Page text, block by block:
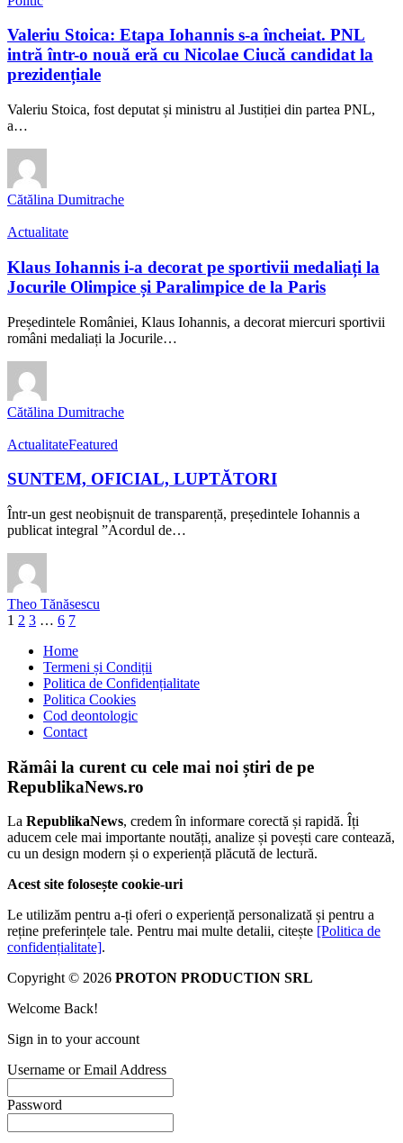
Valeriu Stoica: Etapa Iohannis s-a încheiat. PNL
intră într-o nouă eră cu Nicolae Ciucă candidat la
prezidențiale
Valeriu Stoica, fost deputat și ministru al Justiției din partea PNL,
a…
Cătălina Dumitrache
Actualitate
Klaus Iohannis i-a decorat pe sportivii medaliați la
Jocurile Olimpice și Paralimpice de la Paris
Președintele României, Klaus Iohannis, a decorat miercuri sportivii
români medaliați la Jocurile…
Cătălina Dumitrache
ActualitateFeatured
SUNTEM, OFICIAL, LUPTĂTORI
Într-un gest neobișnuit de transparență, președintele Iohannis a
publicat integral ”Acordul de…
Theo Tănăsescu
1 2 3 … 6 7
Home
Termeni și Condiții
Politica de Confidențialitate
Politica Cookies
Cod deontologic
Contact
Rămâi la curent cu cele mai noi știri de pe
RepublikaNews.ro
La RepublikaNews, credem în informare corectă și rapidă. Îți
aducem cele mai importante noutăți, analize și povești care contează,
cu un design modern și o experiență plăcută de lectură.
Acest site folosește cookie-uri
Le utilizăm pentru a-ți oferi o experiență personalizată și pentru a
reține preferințele tale. Pentru mai multe detalii, citește [Politica de
confidențialitate].
Copyright © 2026 PROTON PRODUCTION SRL
Welcome Back!
Sign in to your account
Username or Email Address
Password